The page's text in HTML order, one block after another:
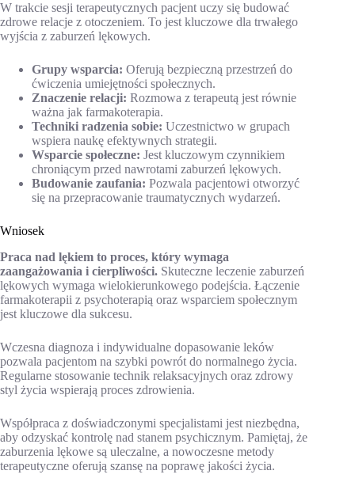
W trakcie sesji terapeutycznych pacjent uczy się budować
zdrowe relacje z otoczeniem. To jest kluczowe dla trwałego
wyjścia z zaburzeń lękowych.
Grupy wsparcia: Oferują bezpieczną przestrzeń do
ćwiczenia umiejętności społecznych.
Znaczenie relacji: Rozmowa z terapeutą jest równie
ważna jak farmakoterapia.
Techniki radzenia sobie: Uczestnictwo w grupach
wspiera naukę efektywnych strategii.
Wsparcie społeczne: Jest kluczowym czynnikiem
chroniącym przed nawrotami zaburzeń lękowych.
Budowanie zaufania: Pozwala pacjentowi otworzyć
się na przepracowanie traumatycznych wydarzeń.
Wniosek
Praca nad lękiem to proces, który wymaga
zaangażowania i cierpliwości. Skuteczne leczenie zaburzeń
lękowych wymaga wielokierunkowego podejścia. Łączenie
farmakoterapii z psychoterapią oraz wsparciem społecznym
jest kluczowe dla sukcesu.
Wczesna diagnoza i indywidualne dopasowanie leków
pozwala pacjentom na szybki powrót do normalnego życia.
Regularne stosowanie technik relaksacyjnych oraz zdrowy
styl życia wspierają proces zdrowienia.
Współpraca z doświadczonymi specjalistami jest niezbędna,
aby odzyskać kontrolę nad stanem psychicznym. Pamiętaj, że
zaburzenia lękowe są uleczalne, a nowoczesne metody
terapeutyczne oferują szansę na poprawę jakości życia.